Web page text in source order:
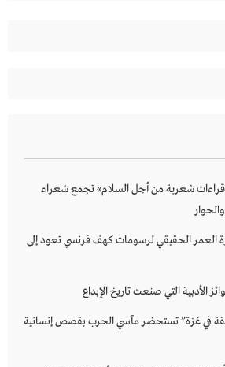
شعرية من أجل السلام» تجمع شعراء
العمر الحقيقي لرسومات كهف فرنسي تعود إلى
الأدبية التي صنعت تاريخ الإبداع
في غزة” تستحضر مآسي الحرب بقصص إنسانية